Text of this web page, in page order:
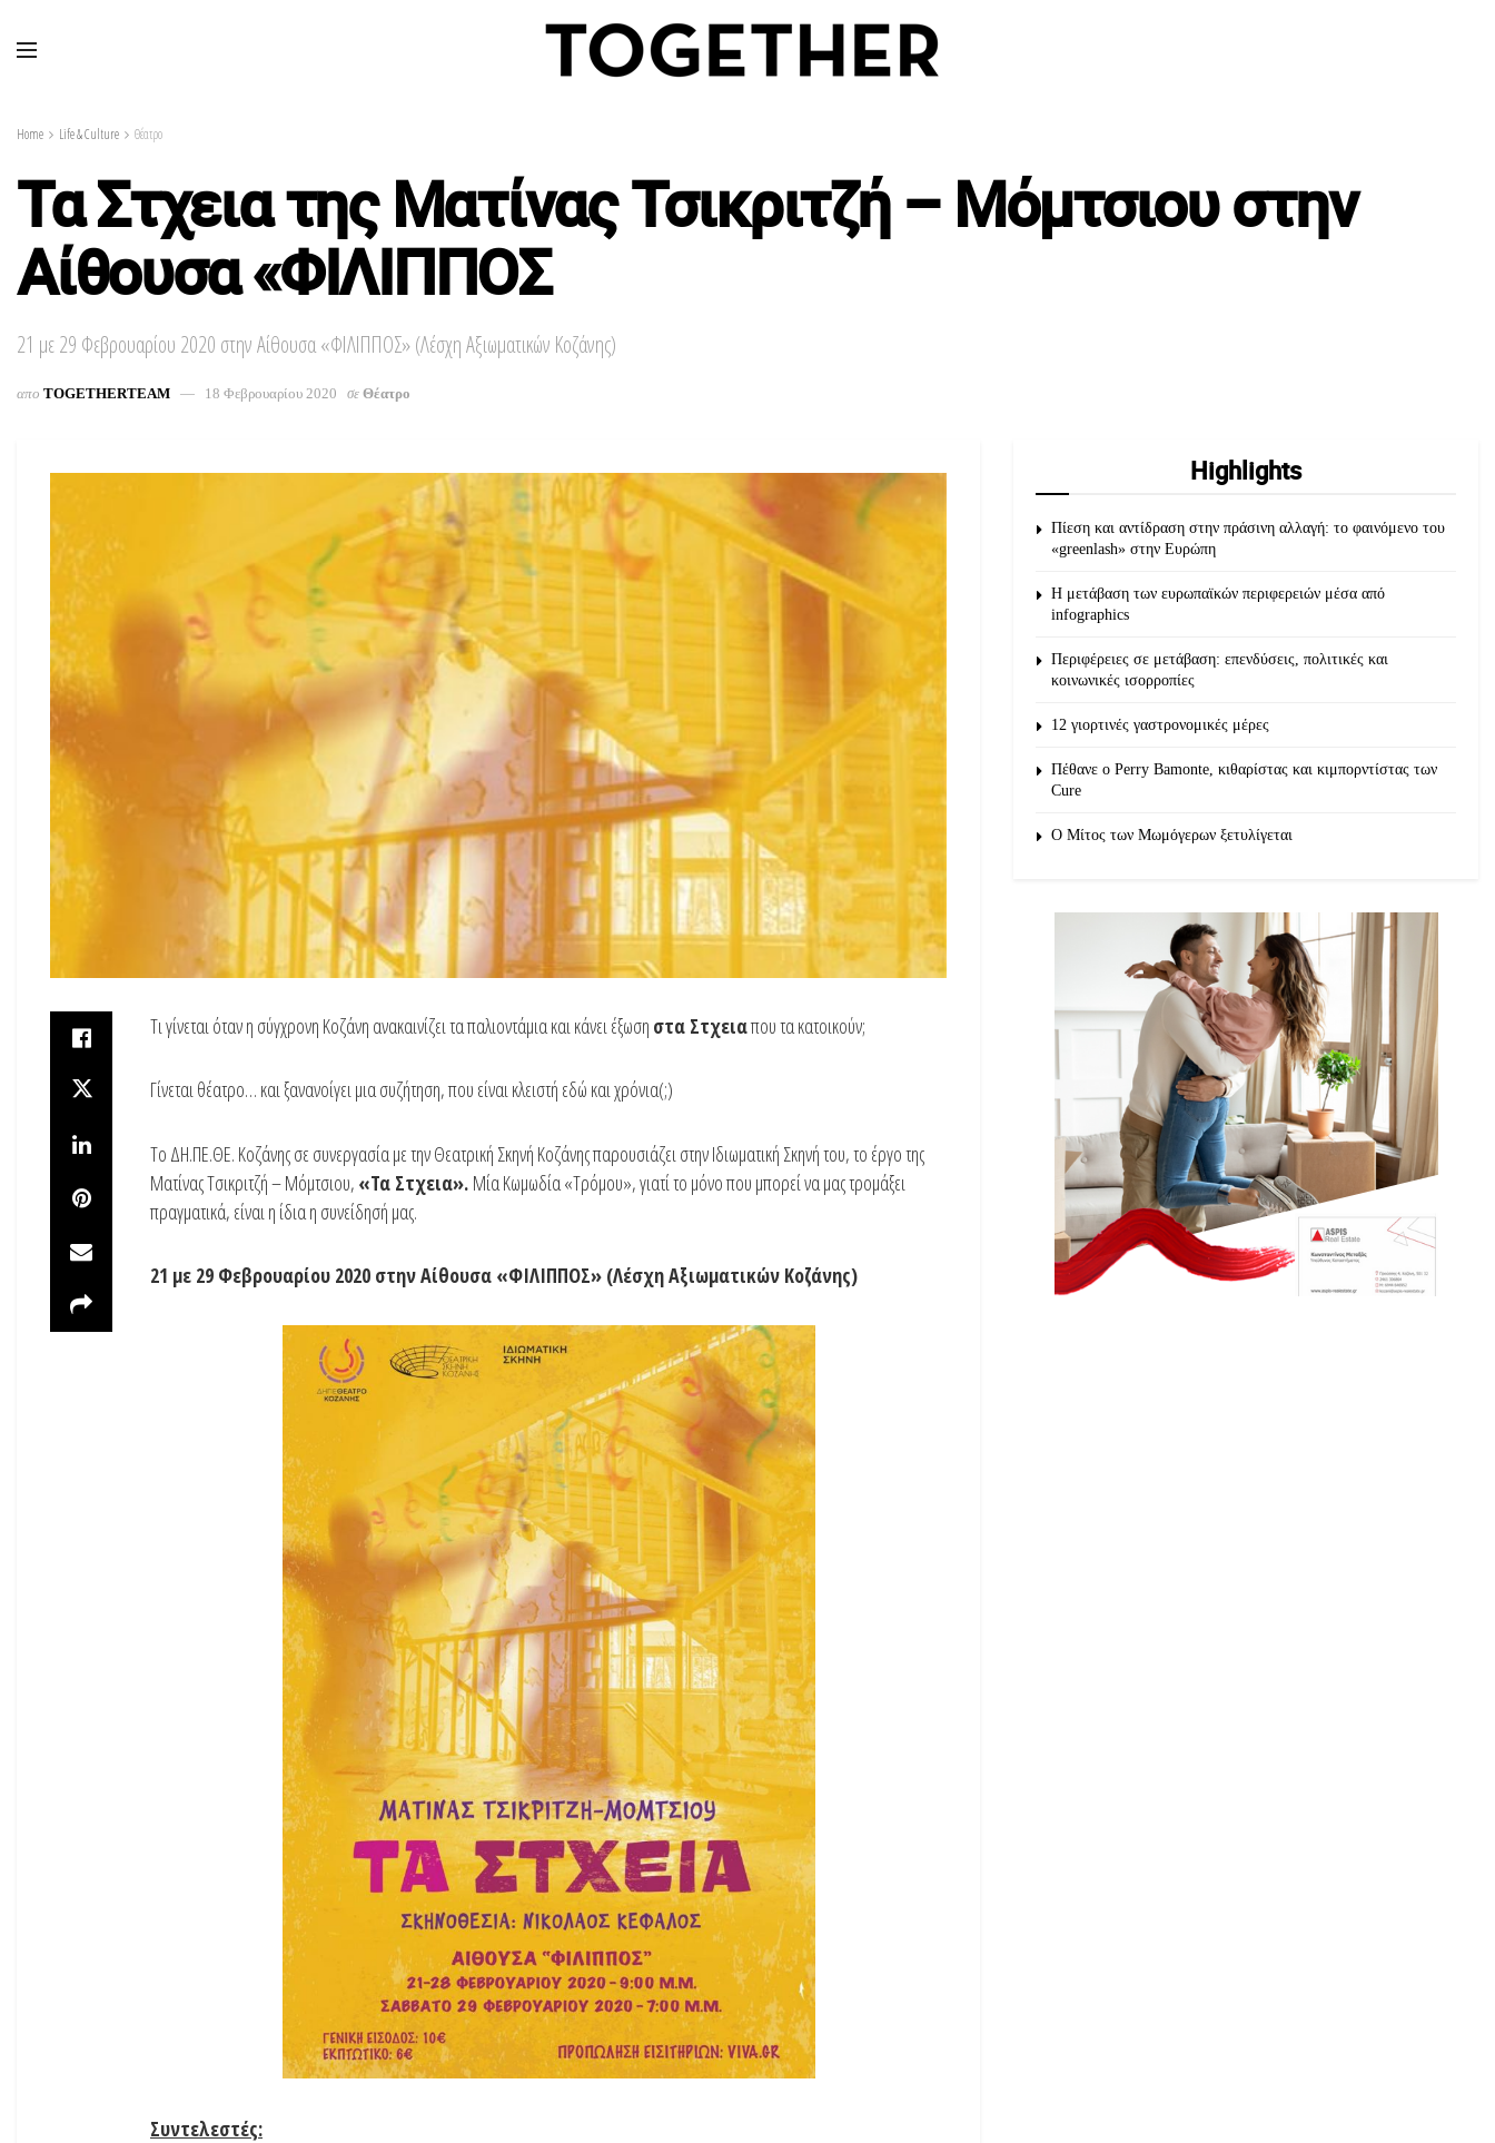
Home Life & Culture Θέατρο
Τα Στχεια της Ματίνας Τσικριτζή – Μόμτσιου στην
Αίθουσα «ΦΙΛΙΠΠΟΣ
21 με 29 Φεβρουαρίου 2020 στην Αίθουσα «ΦΙΛΙΠΠΟΣ» (Λέσχη Αξιωματικών Κοζάνης)
απο TOGETHERTEAM 18 Φεβρουαρίου 2020 σε Θέατρο
Τι γίνεται όταν η σύγχρονη Κοζάνη ανακαινίζει τα παλιοντάμια και κάνει έξωση στα Στχειαπου τα κατοικούν;
Γίνεται θέατρο… και ξανανοίγει μια συζήτηση, που είναι κλειστή εδώ και χρόνια(;)
Το ΔΗ.ΠΕ.ΘΕ. Κοζάνης σε συνεργασία με την Θεατρική Σκηνή Κοζάνης παρουσιάζει στην Ιδιωματική Σκηνή του, το έργο της
Ματίνας Τσικριτζή – Μόμτσιου, «Τα Στχεια». Μία Κωμωδία «Τρόμου», γιατί το μόνο που μπορεί να μας τρομάξει
πραγματικά, είναι η ίδια η συνείδησή μας.
21 με 29 Φεβρουαρίου 2020 στην Αίθουσα «ΦΙΛΙΠΠΟΣ» (Λέσχη Αξιωματικών Κοζάνης)
Συντελεστές:
Highlights
Πίεση και αντίδραση στην πράσινη αλλαγή: το φαινόμενο του
«greenlash» στην Ευρώπη
Η μετάβαση των ευρωπαϊκών περιφερειών μέσα από
infographics
Περιφέρειες σε μετάβαση: επενδύσεις, πολιτικές και
κοινωνικές ισορροπίες
12 γιορτινές γαστρονομικές μέρες
Πέθανε ο Perry Bamonte, κιθαρίστας και κιμπορντίστας των
Cure
O Μίτος των Μωμόγερων ξετυλίγεται